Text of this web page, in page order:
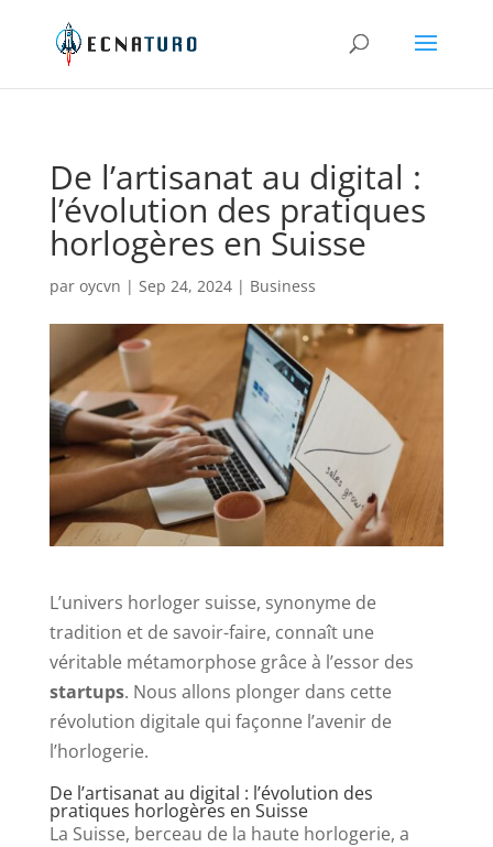
De l’artisanat au digital :
l’évolution des pratiques
horlogères en Suisse
par oycvn | Sep 24, 2024| Business
L’univers horloger suisse, synonyme de
tradition et de savoir-faire, connaît une
véritable métamorphose grâce à l’essor des
startups. Nous allons plonger dans cette
révolution digitale qui façonne l’avenir de
l’horlogerie.
De l’artisanat au digital : l’évolution des
pratiques horlogères en Suisse
La Suisse, berceau de la haute horlogerie, a